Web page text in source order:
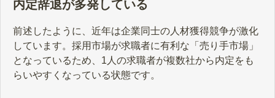
内定辞退が多発している
前述したように、近年は企業同士の人材獲得競争が激化
しています。採用市場が求職者に有利な「売り手市場」
となっているため、1人の求職者が複数社から内定をも
らいやすくなっている状態です。